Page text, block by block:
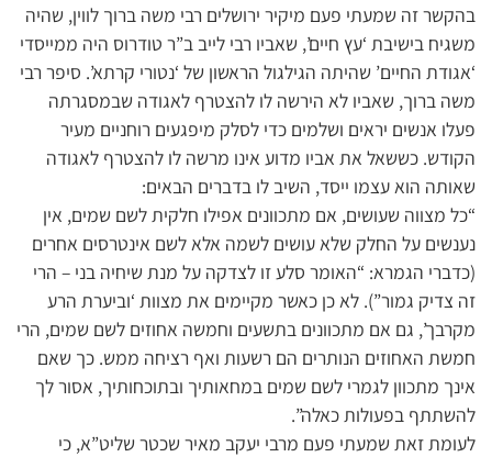
בהקשר זה שמעתי פעם מיקיר ירושלים רבי משה ברוך לווין, שהיה
משגיח בישיבת ‘עץ חיים’, שאביו רבי לייב ב”ר טודרוס היה ממייסדי
‘אגודת החיים’ שהיתה הגילגול הראשון של ‘נטורי קרתא’. סיפר רבי
משה ברוך, שאביו לא הירשה לו להצטרף לאגודה שבמסגרתה
פעלו אנשים יראים ושלמים כדי לסלק מיפגעים רוחניים מעיר
הקודש. כששאל את אביו מדוע אינו מרשה לו להצטרף לאגודה
שאותה הוא עצמו ייסד, השיב לו בדברים הבאים:
“כל מצווה שעושים, אם מתכוונים אפילו חלקית לשם שמים, אין
נענשים על החלק שלא עושים לשמה אלא לשם אינטרסים אחרים
(כדברי הגמרא: “האומר סלע זו לצדקה על מנת שיחיה בני – הרי
זה צדיק גמור”). לא כן כאשר מקיימים את מצוות ‘וביערת הרע
מקרבך’, גם אם מתכוונים בתשעים וחמשה אחוזים לשם שמים, הרי
חמשת האחוזים הנותרים הם רשעות ואף רציחה ממש. כך שאם
אינך מתכוון לגמרי לשם שמים במחאותיך ובתוכחותיך, אסור לך
להשתתף בפעולות כאלה”.
לעומת זאת שמעתי פעם מרבי יעקב מאיר שכטר שליט”א, כי